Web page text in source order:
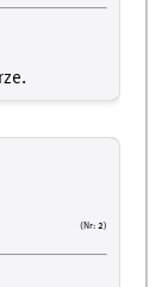
(Nr: 2)